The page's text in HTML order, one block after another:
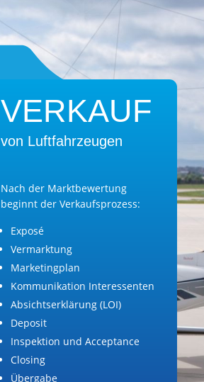
VERKAUF
von Luftfahrzeugen
Nach der Marktbewertung
beginnt der Verkaufsprozess:
Exposé
Vermarktung
Marketingplan
Kommunikation Interessenten
Absichtserklärung (LOI)
Deposit
Inspektion und Acceptance
Closing
Übergabe